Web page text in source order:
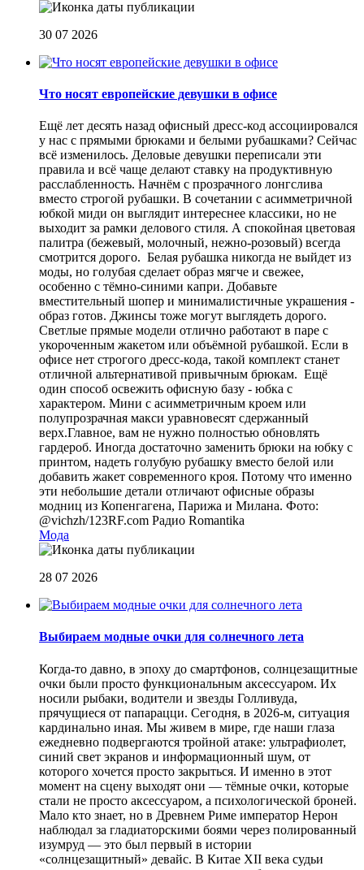
30 07 2026
Что носят европейские девушки в офисе
Ещё лет десять назад офисный дресс-код ассоциировался
у нас с прямыми брюками и белыми рубашками? Сейчас
всё изменилось. Деловые девушки переписали эти
правила и всё чаще делают ставку на продуктивную
расслабленность. Начнём с прозрачного лонгслива
вместо строгой рубашки. В сочетании с асимметричной
юбкой миди он выглядит интереснее классики, но не
выходит за рамки делового стиля. А спокойная цветовая
палитра (бежевый, молочный, нежно-розовый) всегда
смотрится дорого. Белая рубашка никогда не выйдет из
моды, но голубая сделает образ мягче и свежее,
особенно с тёмно-синими капри. Добавьте
вместительный шопер и минималистичные украшения -
образ готов. Джинсы тоже могут выглядеть дорого.
Светлые прямые модели отлично работают в паре с
укороченным жакетом или объёмной рубашкой. Если в
офисе нет строгого дресс-кода, такой комплект станет
отличной альтернативой привычным брюкам. Ещё
один способ освежить офисную базу - юбка с
характером. Мини с асимметричным кроем или
полупрозрачная макси уравновесят сдержанный
верх.Главное, вам не нужно полностью обновлять
гардероб. Иногда достаточно заменить брюки на юбку с
принтом, надеть голубую рубашку вместо белой или
добавить жакет современного кроя. Потому что именно
эти небольшие детали отличают офисные образы
модниц из Копенгагена, Парижа и Милана. Фото:
@vichzh/123RF.com Радио Romantika
Мода
28 07 2026
Выбираем модные очки для солнечного лета
Когда-то давно, в эпоху до смартфонов, солнцезащитные
очки были просто функциональным аксессуаром. Их
носили рыбаки, водители и звезды Голливуда,
прячущиеся от папарацци. Сегодня, в 2026-м, ситуация
кардинально иная. Мы живем в мире, где наши глаза
ежедневно подвергаются тройной атаке: ультрафиолет,
синий свет экранов и информационный шум, от
которого хочется просто закрыться. И именно в этот
момент на сцену выходят они — тёмные очки, которые
стали не просто аксессуаром, а психологической броней.
Мало кто знает, но в Древнем Риме император Нерон
наблюдал за гладиаторскими боями через полированный
изумруд — это был первый в истории
«солнцезащитный» девайс. В Китае XII века судьи